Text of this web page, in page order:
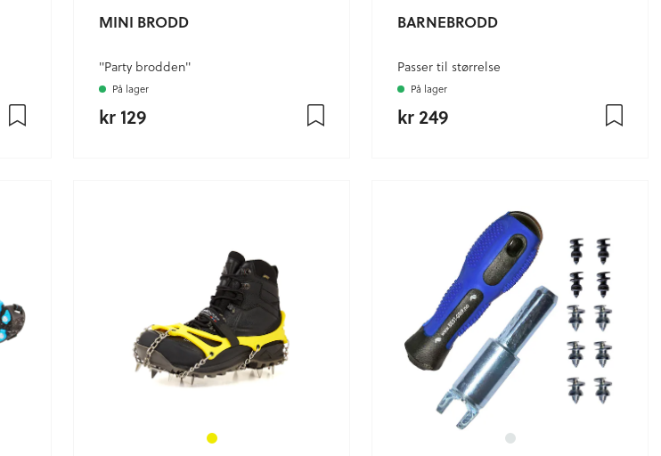
MINI BRODD
"Party brodden"
På lager
kr 129
BARNEBRODD
Passer til størrelse
På lager
kr 249